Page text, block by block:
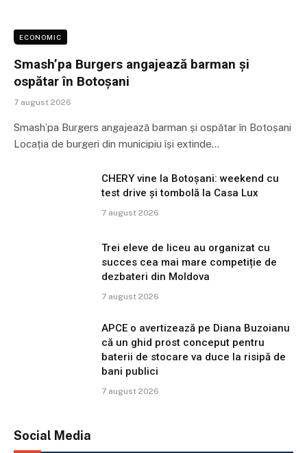
ECONOMIC
Smash’pa Burgers angajează barman și
ospătar în Botoșani
7 august 2026
Smash’pa Burgers angajează barman și ospătar în Botoșani
Locația de burgeri din municipiu își extinde…
CHERY vine la Botoșani: weekend cu
test drive și tombolă la Casa Lux
7 august 2026
Trei eleve de liceu au organizat cu
succes cea mai mare competiție de
dezbateri din Moldova
7 august 2026
APCE o avertizează pe Diana Buzoianu
că un ghid prost conceput pentru
baterii de stocare va duce la risipă de
bani publici
7 august 2026
Social Media